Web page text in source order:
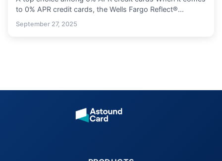
to 0% APR credit cards, the Wells Fargo Reflect®...
September 27, 2025